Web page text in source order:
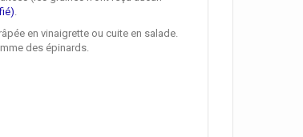
en vinaigrette ou cuite en salade.
des épinards.